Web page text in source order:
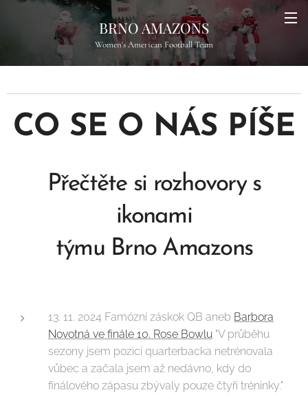
BRNO AMAZONS
Women's American Football Team
CO SE O NÁS PÍŠE
Přečtěte si rozhovory s
ikonami
týmu Brno Amazons
13. 11. 2024 Famózní záskok QB aneb Barbora
Novotná ve finále 10. Rose Bowlu "V průběhu
sezony jsem pozici quarterbacka netrénovala
vůbec a začala jsem až nedávno, kdy do
finálového zápasu zbývaly pouze čtyři tréninky."